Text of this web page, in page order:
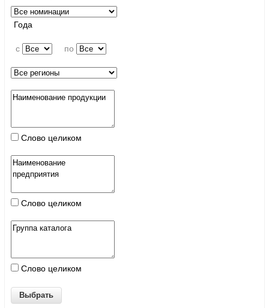
Года
c по
Слово целиком
Слово целиком
Слово целиком